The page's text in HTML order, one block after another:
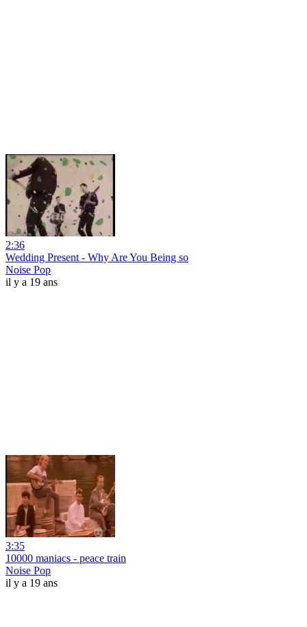
2:36
Wedding Present - Why Are You Being so
Noise Pop
il y a 19 ans
3:35
10000 maniacs - peace train
Noise Pop
il y a 19 ans